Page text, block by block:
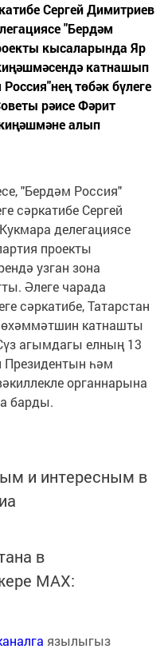
Сергей Димитриев
"Бердәм
кысаларында Яр
катнашып
төбәк бүлеге
рәисе Фәрит
алып
"Бердәм Россия"
сәркатибе Сергей
делегациясе
проекты
узган зона
Әлеге чарада
сәркатибе, Татарстан
катнашты
агымдагы елның 13
Президентын һәм
органнарына
барды.
и интересным в
в
MАХ:
язылыгыз